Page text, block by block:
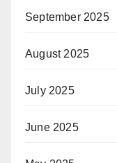
September 2025
August 2025
July 2025
June 2025